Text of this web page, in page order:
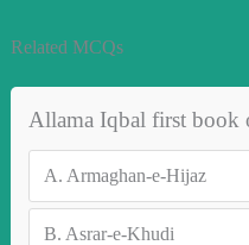
Related MCQs
Allama Iqbal first book
A. Armaghan-e-Hijaz
B. Asrar-e-Khudi